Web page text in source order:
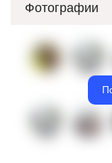
Фотографии